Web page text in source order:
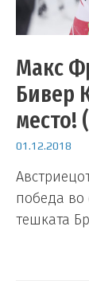
Макс
Бивер
место!
01.12.2018
победа во
тешката